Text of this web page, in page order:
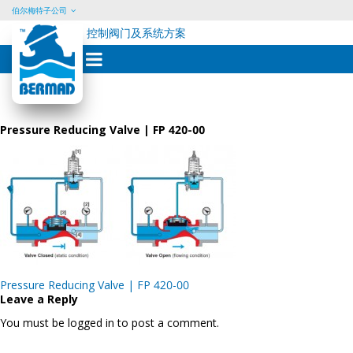
Skip
to
content
伯尔梅特子公司
控制阀门及系统方案
Pressure Reducing Valve | FP 420-00
Post
navigation
Pressure Reducing Valve | FP 420-00
Leave a Reply
You must be logged in to post a comment.